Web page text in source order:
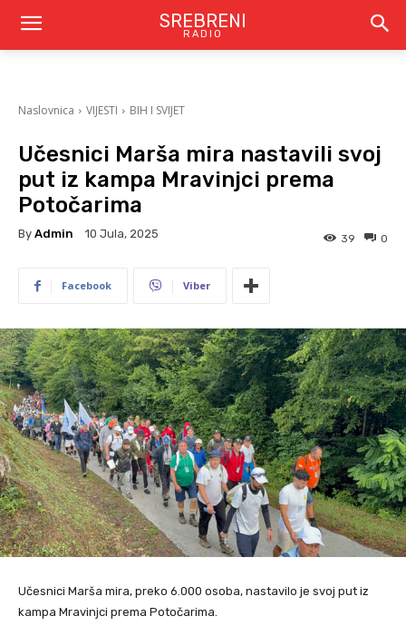
SREBRENI
RADIO
Naslovnica VIJESTI BIH I SVIJET
Učesnici Marša mira nastavili svoj
put iz kampa Mravinjci prema
Potočarima
By Admin 10 Jula, 2025 0
39
Facebook Viber
Učesnici Marša mira, preko 6.000 osoba, nastavilo je svoj put iz
kampa Mravinjci prema Potočarima.